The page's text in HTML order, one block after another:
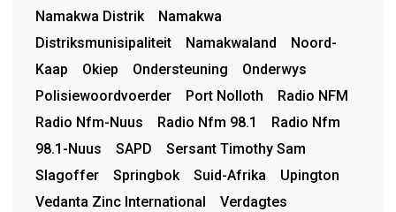
Namakwa Distrik
Namakwa
Distriksmunisipaliteit
Namakwaland
Noord-
Kaap
Okiep Ondersteuning
Onderwys
Polisiewoordvoerder
Port Nolloth
Radio NFM
Radio Nfm-Nuus
Radio Nfm 98.1
Radio Nfm
98.1-Nuus
SAPD
Sersant Timothy Sam
Slagoffer
Springbok Suid-Afrika
Upington
Vedanta Zinc International
Verdagtes